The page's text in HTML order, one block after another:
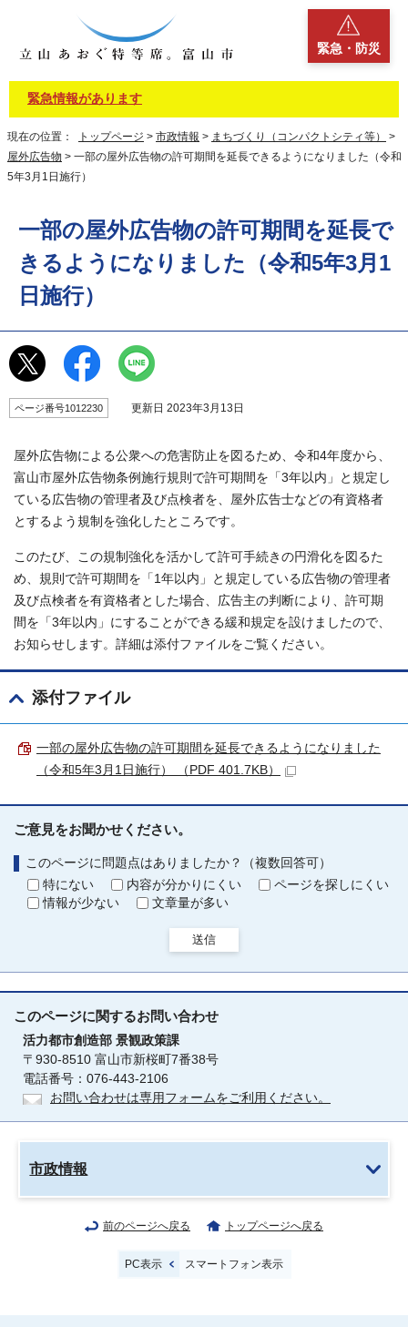
緊急・防災
緊急情報があります
現在の位置： トップページ > 市政情報 > まちづくり（コンパクトシティ等）
>
屋外広告物 > 一部の屋外広告物の許可期間を延長できるようになりました（令和
5年3月1日施行）
一部の屋外広告物の許可期間を延長で
きるようになりました（令和5年3月1
日施行）
ページ番号1012230 更新日 2023年3月13日
屋外広告物による公衆への危害防止を図るため、令和4年度から、
富山市屋外広告物条例施行規則で許可期間を「3年以内」と規定し
ている広告物の管理者及び点検者を、屋外広告士などの有資格者
とするよう規制を強化したところです。
このたび、この規制強化を活かして許可手続きの円滑化を図るた
め、規則で許可期間を「1年以内」と規定している広告物の管理者
及び点検者を有資格者とした場合、広告主の判断により、許可期
間を「3年以内」にすることができる緩和規定を設けましたので、
お知らせします。詳細は添付ファイルをご覧ください。
添付ファイル
一部の屋外広告物の許可期間を延長できるようになりました
（令和5年3月1日施行） （PDF 401.7KB）
ご意見をお聞かせください。
このページに問題点はありましたか？（複数回答可）
特にない
内容が分かりにくい
ページを探しにくい
情報が少ない
文章量が多い
送信
このページに関するお問い合わせ
活力都市創造部 景観政策課
〒930-8510 富山市新桜町7番38号
電話番号：076-443-2106
お問い合わせは専用フォームをご利用ください。
市政情報
前のページへ戻る トップページへ戻る
PC表示 スマートフォン表示